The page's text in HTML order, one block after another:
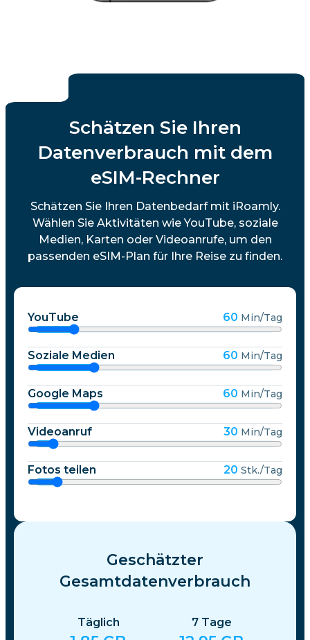
Schätzen Sie Ihren
Datenverbrauch mit dem
eSIM-Rechner
Schätzen Sie Ihren Datenbedarf mit iRoamly.
Wählen Sie Aktivitäten wie YouTube, soziale
Medien, Karten oder Videoanrufe, um den
passenden eSIM-Plan für Ihre Reise zu finden.
YouTube 60 Min/Tag
Soziale Medien 60 Min/Tag
Google Maps 60 Min/Tag
Videoanruf 30 Min/Tag
Fotos teilen 20 Stk./Tag
Geschätzter
Gesamtdatenverbrauch
Täglich 7 Tage